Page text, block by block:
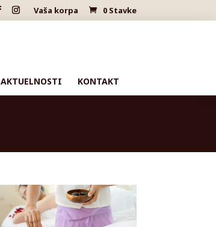
Vaša korpa 0 Stavke
AKTUELNOSTI KONTAKT